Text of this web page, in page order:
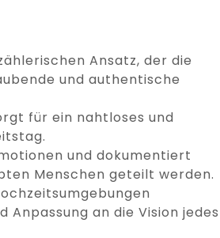
Ansatz, der die
und authentische
für ein nahtloses und
und dokumentiert
Menschen geteilt werden.
an die Vision jedes